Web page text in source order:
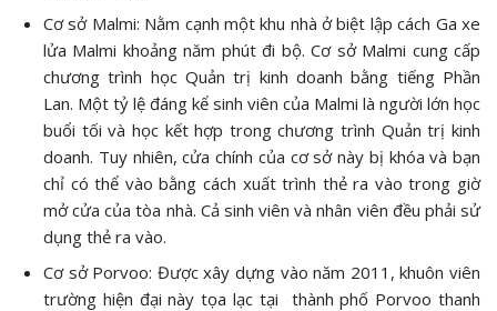
Cơ sở Malmi: Nằm cạnh một khu nhà ở biệt lập cách Ga xe
lửa Malmi khoảng năm phút đi bộ. Cơ sở Malmi cung cấp
chương trình học Quản trị kinh doanh bằng tiếng Phần
Lan. Một tỷ lệ đáng kể sinh viên của Malmi là người lớn học
buổi tối và học kết hợp trong chương trình Quản trị kinh
doanh. Tuy nhiên, cửa chính của cơ sở này bị khóa và bạn
chỉ có thể vào bằng cách xuất trình thẻ ra vào trong giờ
mở cửa của tòa nhà. Cả sinh viên và nhân viên đều phải sử
dụng thẻ ra vào.
Cơ sở Porvoo: Được xây dựng vào năm 2011, khuôn viên
trường hiện đại này tọa lạc tại thành phố Porvoo thanh